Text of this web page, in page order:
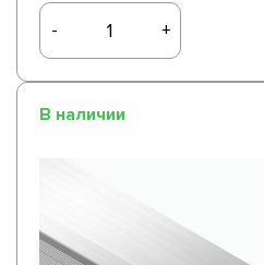
- +
В наличии